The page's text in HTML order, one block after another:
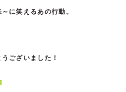
に笑えるあの行動。
ございました！